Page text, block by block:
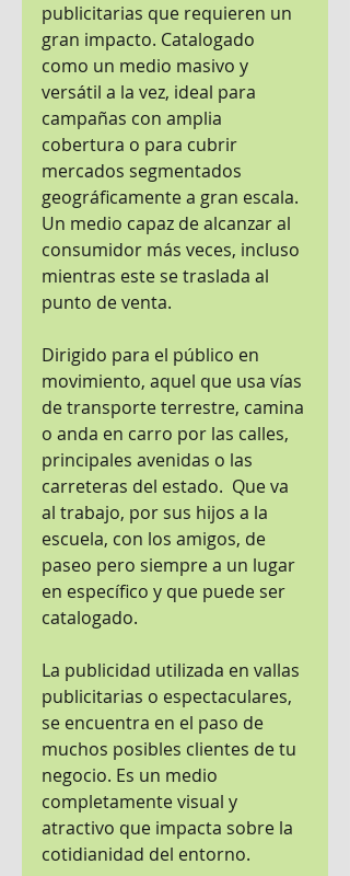
publicitarias que requieren un
gran impacto. Catalogado
como un medio masivo y
versátil a la vez, ideal para
campañas con amplia
cobertura o para cubrir
mercados segmentados
geográficamente a gran escala.
Un medio capaz de alcanzar al
consumidor más veces, incluso
mientras este se traslada al
punto de venta.
Dirigido para el público en
movimiento, aquel que usa vías
de transporte terrestre, camina
o anda en carro por las calles,
principales avenidas o las
carreteras del estado.  Que va
al trabajo, por sus hijos a la
escuela, con los amigos, de
paseo pero siempre a un lugar
en específico y que puede ser
catalogado.
La publicidad utilizada en vallas
publicitarias o espectaculares,
se encuentra en el paso de
muchos posibles clientes de tu
negocio. Es un medio
completamente visual y
atractivo que impacta sobre la
cotidianidad del entorno.